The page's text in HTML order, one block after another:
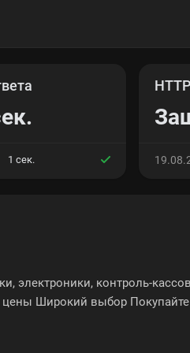
1 сек.
электроники, контроль-
цены Широкий выбор Покупайте